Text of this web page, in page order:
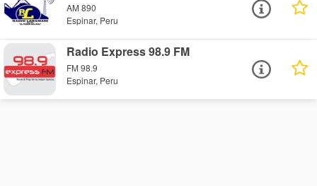
AM 890
Espinar, Peru
Radio Express 98.9 FM
FM 98.9
Espinar, Peru